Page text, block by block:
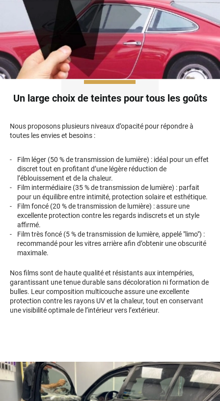
Ssangyong
Subaru
Suzuki
Tata
Toyota
Xpeng
Un large choix de teintes pour tous les goûts
Nous proposons plusieurs niveaux d’opacité pour répondre à
toutes les envies et besoins :
Film léger (50 % de transmission de lumière) : idéal pour un effet
discret tout en profitant d’une légère réduction de
l’éblouissement et de la chaleur.
Film intermédiaire (35 % de transmission de lumière) : parfait
pour un équilibre entre intimité, protection solaire et esthétique.
Film foncé (20 % de transmission de lumière) : assure une
excellente protection contre les regards indiscrets et un style
affirmé.
Film très foncé (5 % de transmission de lumière, appelé "limo") :
recommandé pour les vitres arrière afin d’obtenir une obscurité
maximale.
Nos films sont de haute qualité et résistants aux intempéries,
garantissant une tenue durable sans décoloration ni formation de
bulles. Leur composition multicouche assure une excellente
protection contre les rayons UV et la chaleur, tout en conservant
une visibilité optimale de l’intérieur vers l’extérieur.